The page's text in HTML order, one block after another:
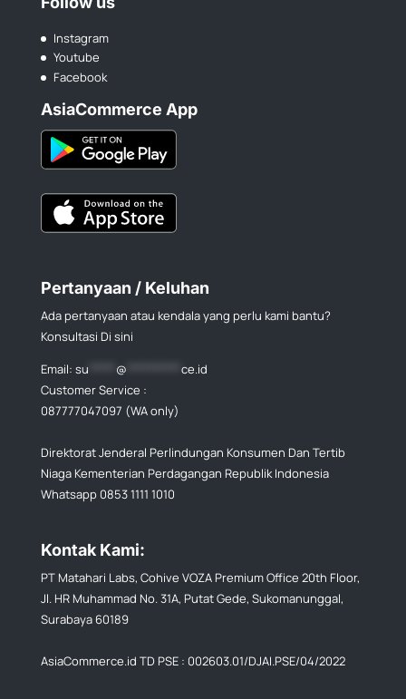
Instagram
Youtube
Facebook
AsiaCommerce App
Pertanyaan / Keluhan
Ada pertanyaan atau kendala yang perlu kami bantu?
Konsultasi Di sini
Email: su @
ce.id
Customer Service :
087777047097 (WA only)
Direktorat Jenderal Perlindungan Konsumen Dan Tertib
Niaga Kementerian Perdagangan Republik Indonesia
Whatsapp 0853 1111 1010
Kontak Kami:
PT Matahari Labs, Cohive VOZA Premium Office 20th Floor,
Jl. HR Muhammad No. 31A, Putat Gede, Sukomanunggal,
Surabaya 60189
AsiaCommerce.id TD PSE : 002603.01/DJAI.PSE/04/2022